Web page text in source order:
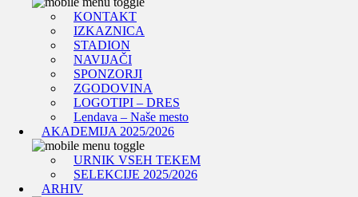
KONTAKT
IZKAZNICA
STADION
NAVIJAČI
SPONZORJI
ZGODOVINA
LOGOTIPI – DRES
Lendava – Naše mesto
AKADEMIJA 2025/2026
URNIK VSEH TEKEM
SELEKCIJE 2025/2026
ARHIV